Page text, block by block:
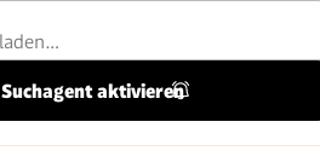
Suchagent aktivieren